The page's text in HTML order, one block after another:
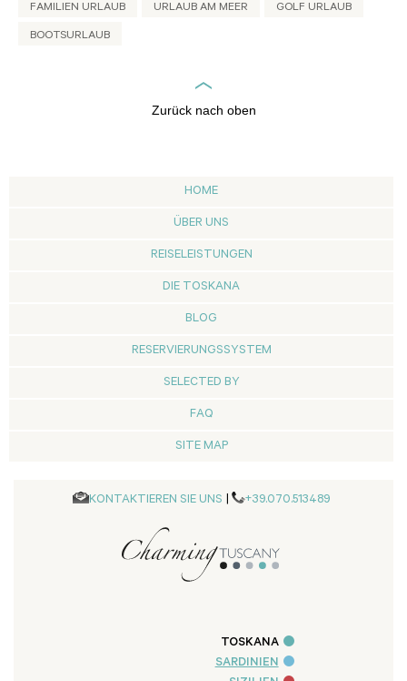
FAMILIEN URLAUB URLAUB AM MEER GOLF URLAUB
BOOTSURLAUB
Zurück nach oben
HOME
ÜBER UNS
REISELEISTUNGEN
DIE TOSKANA
BLOG
RESERVIERUNGSSYSTEM
SELECTED BY
FAQ
SITE MAP
KONTAKTIEREN SIE UNS +39.070.513489
TOSKANA
SARDINIEN